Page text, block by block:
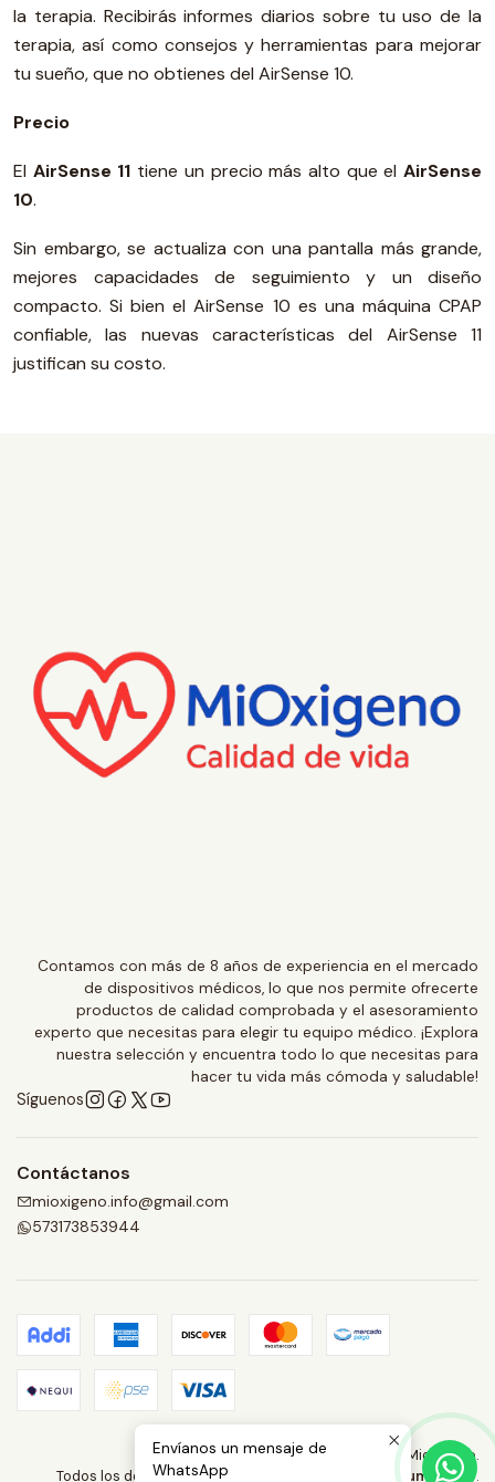
la terapia. Recibirás informes diarios sobre tu uso de la
terapia, así como consejos y herramientas para mejorar
tu sueño, que no obtienes del AirSense 10.
Precio
El AirSense 11 tiene un precio más alto que elAirSense
10.
Sin embargo, se actualiza con una pantalla más grande,
mejores capacidades de seguimiento y un diseño
compacto. Si bien el AirSense 10 es una máquina CPAP
confiable, las nuevas características del AirSense 11
justifican su costo.
Contamos con más de 8 años de experiencia en el mercado
de dispositivos médicos, lo que nos permite ofrecerte
productos de calidad comprobada y el asesoramiento
experto que necesitas para elegir tu equipo médico. ¡Explora
nuestra selección y encuentra todo lo que necesitas para
hacer tu vida más cómoda y saludable!
Síguenos
Contáctanos
mioxigeno.info@gmail.com
573173853944
2026 Mioxigeno.
Todos los derechos reservados.
Desarrollado por Jumpseller.
Envíanos un mensaje de
WhatsApp